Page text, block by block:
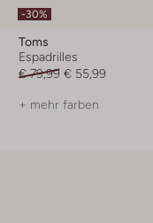
-30%
Toms
Espadrilles
€ 79,99 € 55,99
+ mehr farben